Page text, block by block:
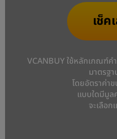
เช็ค
VCANBUY ใช้หลักเกณฑ์
มาตรฐ
โดยอัตราค่า
แบบใดมีมูล
จะเลือ